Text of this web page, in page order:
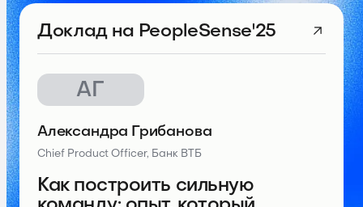
Доклад на PeopleSense'25
АГ
Как построить сильную
Александра Грибанова
Chief Product Officer, Банк ВТБ